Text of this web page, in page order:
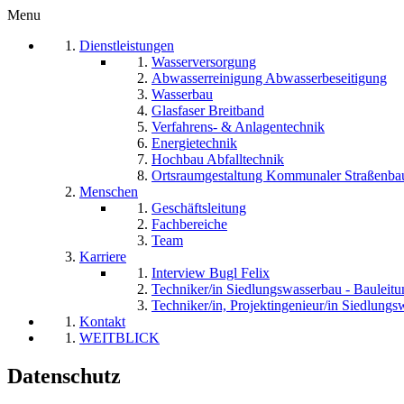
Menu
Dienstleistungen
Wasserversorgung
Abwasserreinigung Abwasserbeseitigung
Wasserbau
Glasfaser Breitband
Verfahrens- & Anlagentechnik
Energietechnik
Hochbau Abfalltechnik
Ortsraumgestaltung Kommunaler
Menschen
Geschäftsleitung
Fachbereiche
Team
Karriere
Interview Bugl Felix
Techniker/in Siedlungswasserbau -
Techniker/in, Projektingenieur/in
Kontakt
WEITBLICK
Datenschutz